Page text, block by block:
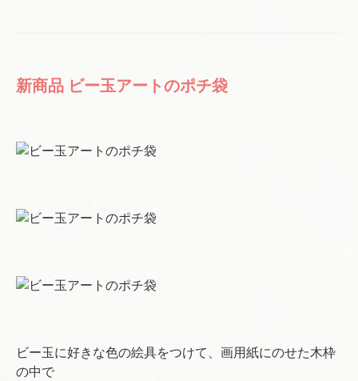
新商品 ビー玉アートのポチ袋
ビー玉に好きな色の絵具をつけて、画用紙にのせた木枠
の中で